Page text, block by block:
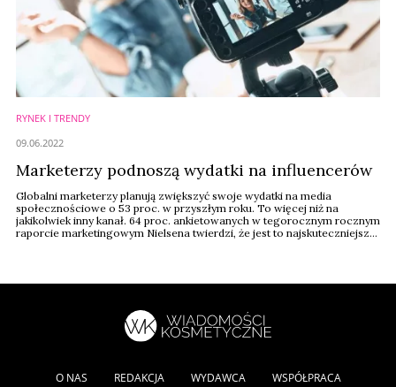
RYNEK I TRENDY
Marketerzy podnoszą wydatki na influencerów
Globalni marketerzy planują zwiększyć swoje wydatki na media
społecznościowe o 53 proc. w przyszłym roku. To więcej niż na
jakikolwiek inny kanał. 64 proc. ankietowanych w tegorocznym rocznym
raporcie marketingowym Nielsena twierdzi, że jest to najskuteczniejszy
09.06.2022
O NAS REDAKCJA WYDAWCA WSPÓŁPRACA